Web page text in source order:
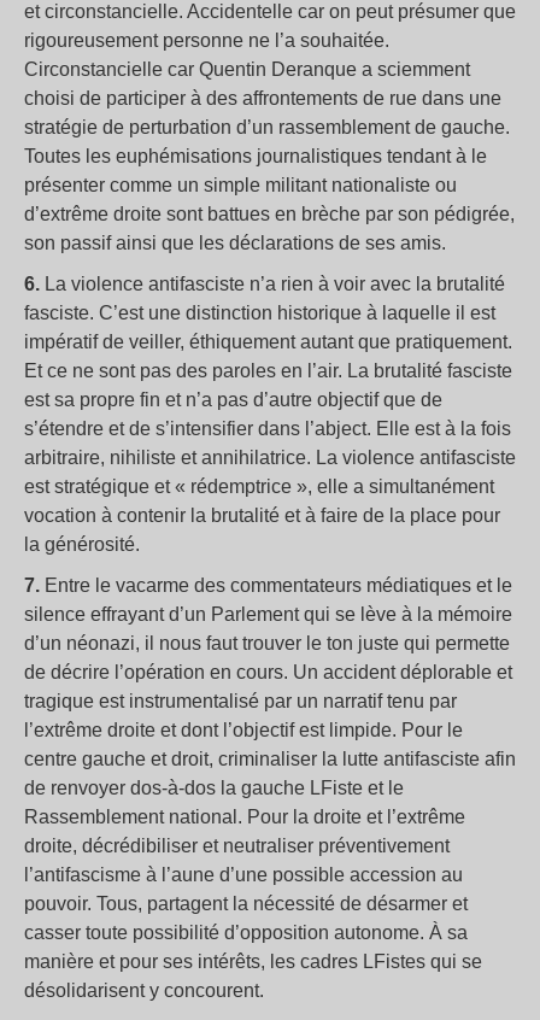
et circonstancielle. Accidentelle car on peut présumer que
rigoureusement personne ne l’a souhaitée.
Circonstancielle car Quentin Deranque a sciemment
choisi de participer à des affrontements de rue dans une
stratégie de perturbation d’un rassemblement de gauche.
Toutes les euphémisations journalistiques tendant à le
présenter comme un simple militant nationaliste ou
d’extrême droite sont battues en brèche par son pédigrée,
son passif ainsi que les déclarations de ses amis.
6. La violence antifasciste n’a rien à voir avec la brutalité
fasciste. C’est une distinction historique à laquelle il est
impératif de veiller, éthiquement autant que pratiquement.
Et ce ne sont pas des paroles en l’air. La brutalité fasciste
est sa propre fin et n’a pas d’autre objectif que de
s’étendre et de s’intensifier dans l’abject. Elle est à la fois
arbitraire, nihiliste et annihilatrice. La violence antifasciste
est stratégique et « rédemptrice », elle a simultanément
vocation à contenir la brutalité et à faire de la place pour
la générosité.
7. Entre le vacarme des commentateurs médiatiques et le
silence effrayant d’un Parlement qui se lève à la mémoire
d’un néonazi, il nous faut trouver le ton juste qui permette
de décrire l’opération en cours. Un accident déplorable et
tragique est instrumentalisé par un narratif tenu par
l’extrême droite et dont l’objectif est limpide. Pour le
centre gauche et droit, criminaliser la lutte antifasciste afin
de renvoyer dos-à-dos la gauche LFiste et le
Rassemblement national. Pour la droite et l’extrême
droite, décrédibiliser et neutraliser préventivement
l’antifascisme à l’aune d’une possible accession au
pouvoir. Tous, partagent la nécessité de désarmer et
casser toute possibilité d’opposition autonome. À sa
manière et pour ses intérêts, les cadres LFistes qui se
désolidarisent y concourent.